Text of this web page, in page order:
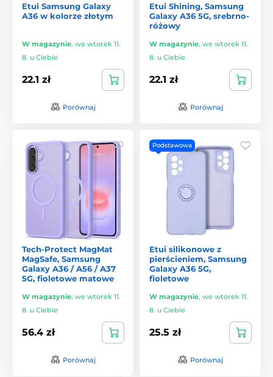
Etui Samsung Galaxy
A36 w kolorze złotym
W magazynie, we wtorek 11.
8. u Ciebie
22.1 zł
Porównaj
Etui Shining, Samsung
Galaxy A36 5G, srebrno-
różowy
W magazynie, we wtorek 11.
8. u Ciebie
22.1 zł
Porównaj
Tech-Protect MagMat
MagSafe, Samsung
Galaxy A36 / A56 / A37
5G, fioletowe matowe
W magazynie, we wtorek 11.
8. u Ciebie
56.4 zł
Porównaj
Podstawowa
Etui silikonowe z
pierścieniem, Samsung
Galaxy A36 5G,
fioletowe
W magazynie, we wtorek 11.
8. u Ciebie
25.5 zł
Porównaj